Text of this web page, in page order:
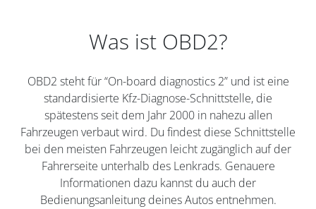
Was ist OBD2?
OBD2 steht für “On-board diagnostics 2” und ist eine
standardisierte Kfz-Diagnose-Schnittstelle, die
spätestens seit dem Jahr 2000 in nahezu allen
Fahrzeugen verbaut wird. Du findest diese Schnittstelle
bei den meisten Fahrzeugen leicht zugänglich auf der
Fahrerseite unterhalb des Lenkrads. Genauere
Informationen dazu kannst du auch der
Bedienungsanleitung deines Autos entnehmen.